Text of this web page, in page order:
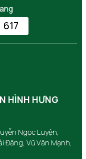
617
HÌNH HƯNG
Ngọc Luyện,
Đăng, Vũ Văn Mạnh,